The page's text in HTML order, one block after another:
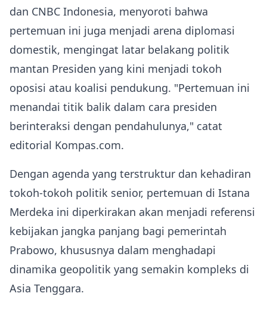
dan CNBC Indonesia, menyoroti bahwa
pertemuan ini juga menjadi arena diplomasi
domestik, mengingat latar belakang politik
mantan Presiden yang kini menjadi tokoh
oposisi atau koalisi pendukung. "Pertemuan ini
menandai titik balik dalam cara presiden
berinteraksi dengan pendahulunya," catat
editorial Kompas.com.
Dengan agenda yang terstruktur dan kehadiran
tokoh‑tokoh politik senior, pertemuan di Istana
Merdeka ini diperkirakan akan menjadi referensi
kebijakan jangka panjang bagi pemerintah
Prabowo, khususnya dalam menghadapi
dinamika geopolitik yang semakin kompleks di
Asia Tenggara.